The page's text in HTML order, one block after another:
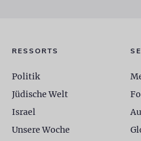
RESSORTS
Politik
Jüdische Welt
Israel
Unsere Woche